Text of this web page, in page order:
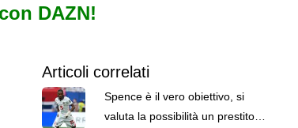
DAZN!
Articoli correlati
Spence è il vero obiettivo, si
valuta la possibilità un prestito